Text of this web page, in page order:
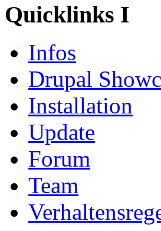
Quicklinks I
Infos
Drupal
Installation
Update
Forum
Team